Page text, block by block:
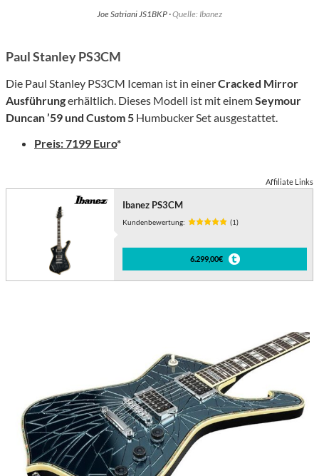
Joe Satriani JS1BKP ·Quelle: Ibanez
Paul Stanley PS3CM
Die Paul Stanley PS3CM Iceman ist in einerCracked Mirror
Ausführungerhältlich. Dieses Modell ist mit einemSeymour
Duncan ’59 und Custom 5 Humbucker Set ausgestattet.
Preis: 7199 Euro*
Affiliate Links
Ibanez PS3CM
Kundenbewertung: (1)
6.299,00€